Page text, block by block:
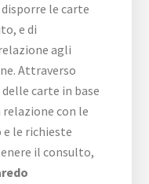
le carte
e di
agli
Attraverso
carte in base
con le
le richieste
il consulto,